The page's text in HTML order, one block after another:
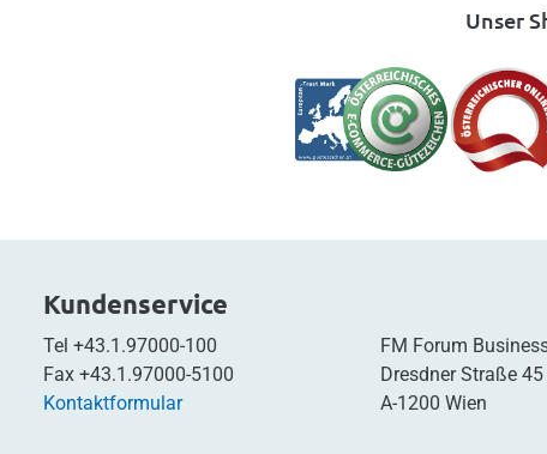
Unser
Kundenservice
Tel +43.1.97000-100
Fax +43.1.97000-5100
Kontaktformular
FM Forum
Dresdner Straße 45
A-1200 Wien